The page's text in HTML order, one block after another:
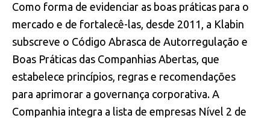
Como forma de evidenciar as boas práticas para o
mercado e de fortalecê-las, desde 2011, a Klabin
subscreve o Código Abrasca de Autorregulação e
Boas Práticas das Companhias Abertas, que
estabelece princípios, regras e recomendações
para aprimorar a governança corporativa. A
Companhia integra a lista de empresas Nível 2 de